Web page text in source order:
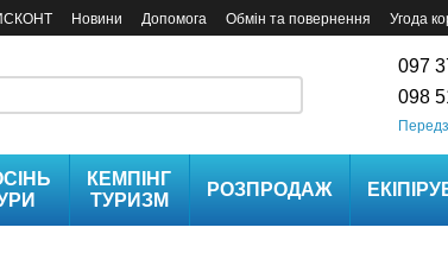
Новини Допомога Обмін та повернення Угода
097
098
КЕМПІНГ
ТУРИЗМ
РОЗПРОДАЖ